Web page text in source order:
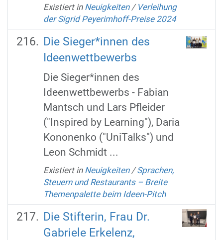
Existiert in Neuigkeiten / Verleihung
der Sigrid Peyerimhoff-Preise 2024
Die Sieger*innen des
Ideenwettbewerbs
Die Sieger*innen des
Ideenwettbewerbs - Fabian
Mantsch und Lars Pfleider
("Inspired by Learning"), Daria
Kononenko ("UniTalks") und
Leon Schmidt ...
Existiert in Neuigkeiten /Sprachen,
Steuern und Restaurants – Breite
Themenpalette beim Ideen-Pitch
Die Stifterin, Frau Dr.
Gabriele Erkelenz,